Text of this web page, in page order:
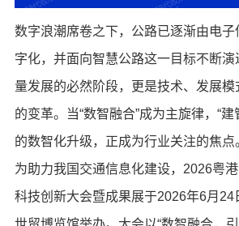
数字浪潮席卷之下，公路已逐渐由电
字化，并面向智慧公路这一目标不断
量发展的必然阶段，更是技术、发展
的变革。当“数智融合”成为主旋律，“建
的数智化升级，正成为行业关注的焦点
为助力我国交通信息化建设，2026粤
科技创新大会暨成果展于2026年6月24